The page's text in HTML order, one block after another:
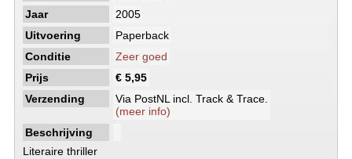
Jaar
2005
Uitvoering
Paperback
Conditie
Zeer goed
Prijs
€ 5,95
Verzending
Via PostNL incl. Track & Trace.
(meer info)
Beschrijving
Literaire thriller